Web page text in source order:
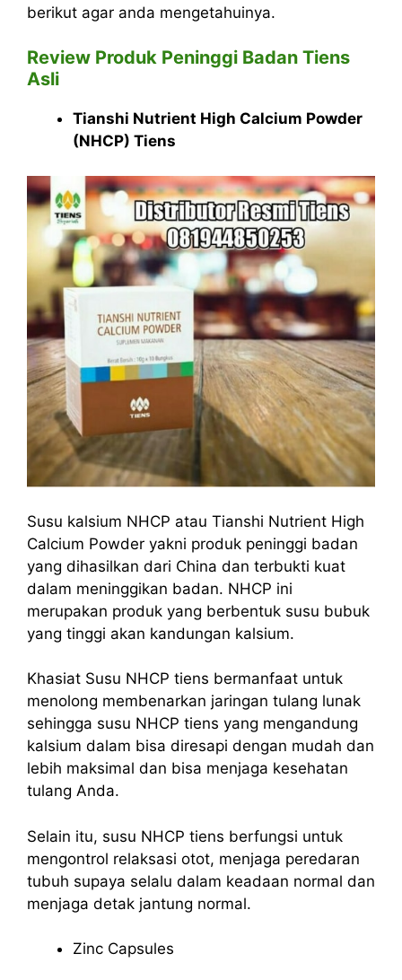
berikut agar anda mengetahuinya.
Review Produk Peninggi Badan Tiens
Asli
Tianshi Nutrient High Calcium Powder
(NHCP) Tiens
Susu kalsium NHCP atau Tianshi Nutrient High
Calcium Powder yakni produk peninggi badan
yang dihasilkan dari China dan terbukti kuat
dalam meninggikan badan. NHCP ini
merupakan produk yang berbentuk susu bubuk
yang tinggi akan kandungan kalsium.
Khasiat Susu NHCP tiens bermanfaat untuk
menolong membenarkan jaringan tulang lunak
sehingga susu NHCP tiens yang mengandung
kalsium dalam bisa diresapi dengan mudah dan
lebih maksimal dan bisa menjaga kesehatan
tulang Anda.
Selain itu, susu NHCP tiens berfungsi untuk
mengontrol relaksasi otot, menjaga peredaran
tubuh supaya selalu dalam keadaan normal dan
menjaga detak jantung normal.
Zinc Capsules